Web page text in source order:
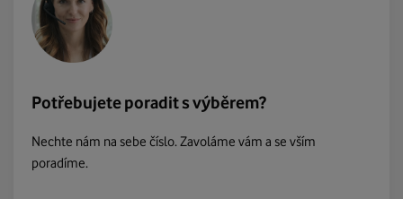
Potřebujete poradit s výběrem?
Nechte nám na sebe číslo. Zavoláme vám a se vším
poradíme.